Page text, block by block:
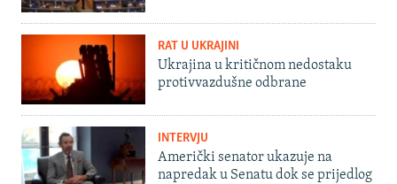
RAT U UKRAJINI
Ukrajina u kritičnom nedostaku
protivvazdušne odbrane
INTERVJU
Američki senator ukazuje na
napredak u Senatu dok se prijedlog